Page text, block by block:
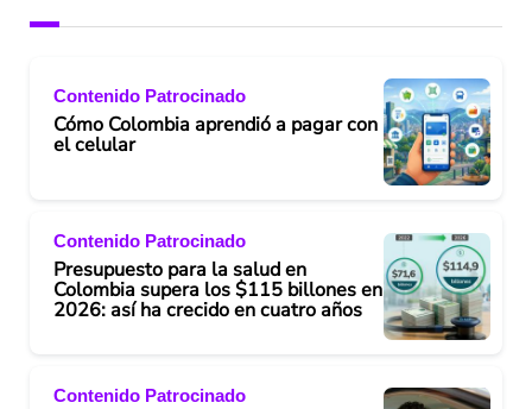
Contenido Patrocinado
Cómo Colombia aprendió a pagar con
el celular
Contenido Patrocinado
Presupuesto para la salud en
Colombia supera los $115 billones en
2026: así ha crecido en cuatro años
Contenido Patrocinado